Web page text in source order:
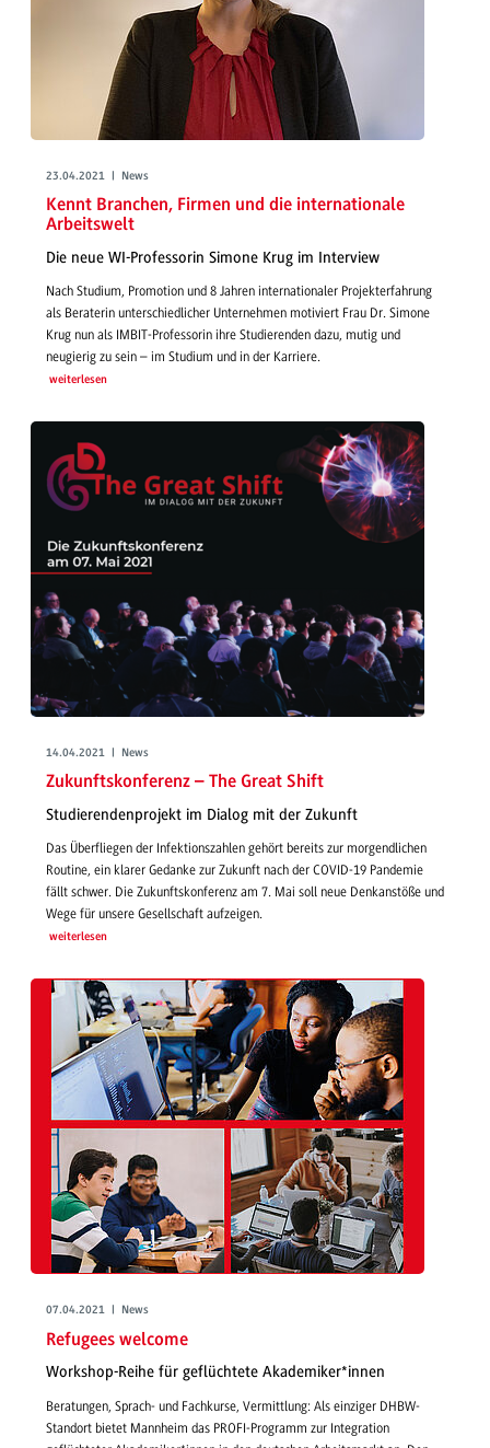
23.04.2021 | News
Kennt Branchen, Firmen und die internationale
Arbeitswelt
Die neue WI-Professorin Simone Krug im Interview
Nach Studium, Promotion und 8 Jahren internationaler Projekterfahrung
als Beraterin unterschiedlicher Unternehmen motiviert Frau Dr. Simone
Krug nun als IMBIT-Professorin ihre Studierenden dazu, mutig und
neugierig zu sein – im Studium und in der Karriere.
weiterlesen
14.04.2021 | News
Zukunftskonferenz – The Great Shift
Studierendenprojekt im Dialog mit der Zukunft
Das Überfliegen der Infektionszahlen gehört bereits zur morgendlichen
Routine, ein klarer Gedanke zur Zukunft nach der COVID-19 Pandemie
fällt schwer. Die Zukunftskonferenz am 7. Mai soll neue Denkanstöße und
Wege für unsere Gesellschaft aufzeigen.
weiterlesen
07.04.2021 | News
Refugees welcome
Workshop-Reihe für geflüchtete Akademiker*innen
Beratungen, Sprach- und Fachkurse, Vermittlung: Als einziger DHBW-
Standort bietet Mannheim das PROFI-Programm zur Integration